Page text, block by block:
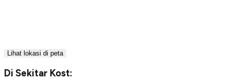
Lihat lokasi di peta
Di Sekitar Kost: